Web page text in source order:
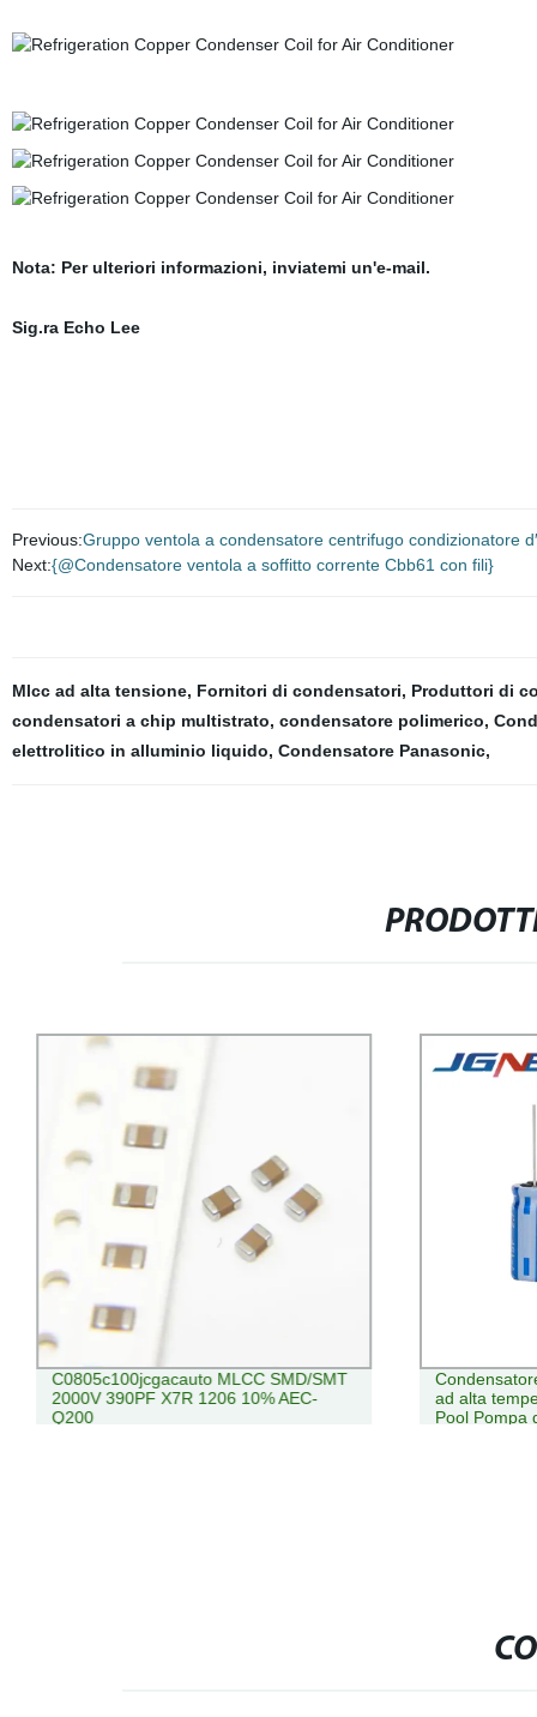
Nota: Per ulteriori informazioni, inviatemi un'e-mail.
Sig.ra Echo Lee
Previous:Gruppo ventola a condensatore centrifugo condizionatore
Next:{@Condensatore ventola a soffitto corrente Cbb61 con fili}
Mlcc ad alta tensione, Fornitori di condensatori, Produttori di
condensatori a chip multistrato, condensatore polimerico,
elettrolitico in alluminio liquido, Condensatore Panasonic,
C0805c100jcgacauto MLCC SMD/SMT
2000V 390PF X7R 1206 10% AEC-
Q200
ad alta
Pool Pompa